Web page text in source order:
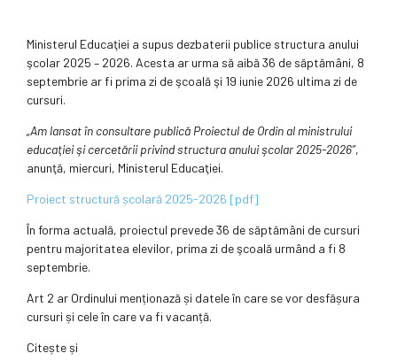
Ministerul Educaţiei a supus dezbaterii publice structura anului
şcolar 2025 – 2026. Acesta ar urma să aibă 36 de săptămâni, 8
septembrie ar fi prima zi de şcoală şi 19 iunie 2026 ultima zi de
cursuri.
„Am lansat în consultare publică Proiectul de Ordin al ministrului
educaţiei şi cercetării privind structura anului şcolar 2025-2026”,
anunţă, miercuri, Ministerul Educaţiei.
Proiect structură școlară 2025-2026 [pdf]
În forma actuală, proiectul prevede 36 de săptămâni de cursuri
pentru majoritatea elevilor, prima zi de şcoală urmând a fi 8
septembrie.
Art 2 ar Ordinului menționază și datele în care se vor desfășura
cursuri și cele în care va fi vacanță.
Citește și